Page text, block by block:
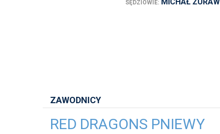
SĘDZIOWIE:
ZAWODNICY
RED DRAGONS PNIEWY